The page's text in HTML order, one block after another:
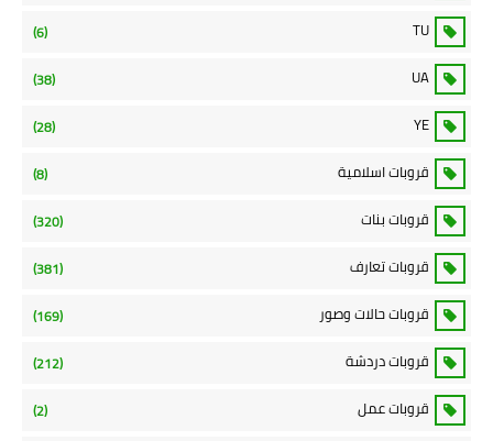
TU
(6)
UA
(38)
YE
(28)
قروبات اسلامية (8)
قروبات بنات (320)
قروبات تعارف (381)
قروبات حالات وصور (169)
قروبات دردشة (212)
قروبات عمل (2)